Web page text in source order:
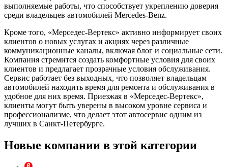
выполняемые работы, что способствует укреплению доверия
среди владельцев автомобилей Mercedes-Benz.
Кроме того, «Мерседес-Вертекс» активно информирует своих
клиентов о новых услугах и акциях через различные
коммуникационные каналы, включая блог и социальные сети.
Компания стремится создать комфортные условия для своих
клиентов и предлагает прозрачные условия обслуживания.
Сервис работает без выходных, что позволяет владельцам
автомобилей находить время для ремонта и обслуживания в
удобное для них время. Приезжая в «Мерседес-Вертекс»,
клиенты могут быть уверены в высоком уровне сервиса и
профессионализме, что делает этот автосервис одним из
лучших в Санкт-Петербурге.
Новые компании в этой категории